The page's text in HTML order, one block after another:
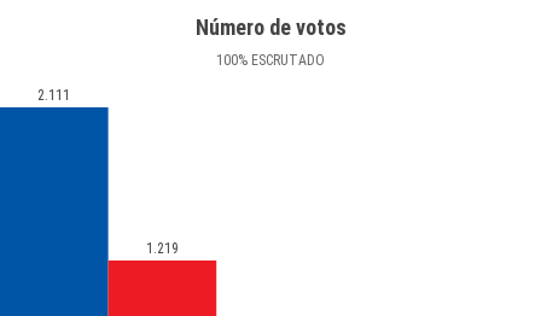
Número de votos
100% ESCRUTADO
2.111
1.219